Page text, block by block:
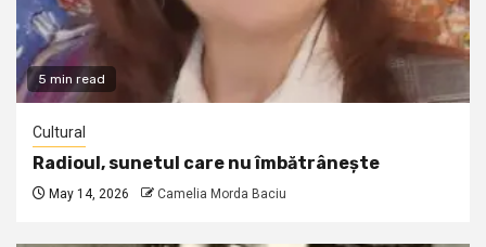
5 min read
Cultural
Radioul, sunetul care nu îmbătrânește
May 14, 2026 Camelia Morda Baciu